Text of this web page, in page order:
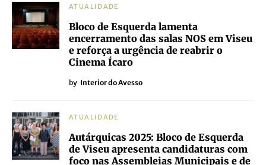
ATUALIDADE
Bloco de Esquerda lamenta
encerramento das salas NOS em Viseu
e reforça a urgência de reabrir o
Cinema Ícaro
by Interior do Avesso
ATUALIDADE
Autárquicas 2025: Bloco de Esquerda
de Viseu apresenta candidaturas com
foco nas Assembleias Municipais e de